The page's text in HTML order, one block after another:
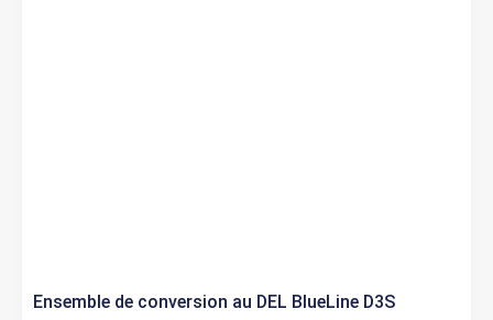
Ensemble de conversion au DEL BlueLine D3S